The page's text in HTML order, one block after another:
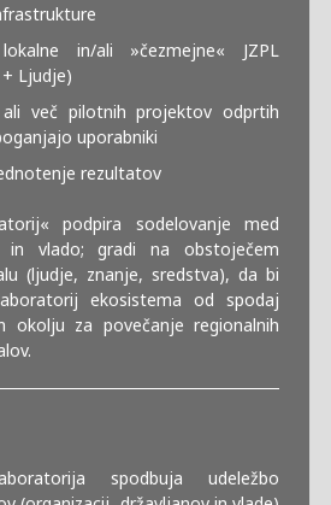
in/ali »čezmejne« JZPL
Ljudje)
več pilotnih projektov odprtih
uporabniki
rezultatov
podpira sodelovanje med
in vlado; gradi na obstoječem
(ljudje, znanje, sredstva), da bi
ekosistema od spodaj
okolju za povečanje regionalnih
spodbuja udeležbo